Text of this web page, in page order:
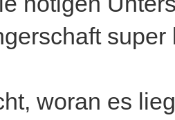
super
woran es